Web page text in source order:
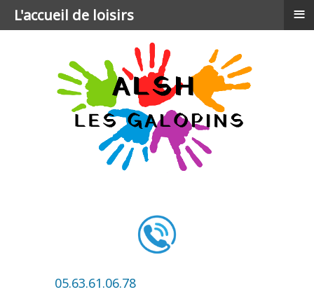
05.63.61.06.78
L'accueil de loisirs ≡